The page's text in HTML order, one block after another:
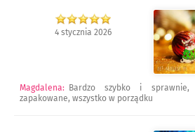
4 stycznia 2026
Magdalena:
Bardzo szybko i sprawnie,
zapakowane, wszystko w porządku